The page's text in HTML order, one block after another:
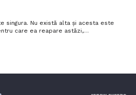
singura. Nu există alta și acesta este
care ea reapare astăzi,…